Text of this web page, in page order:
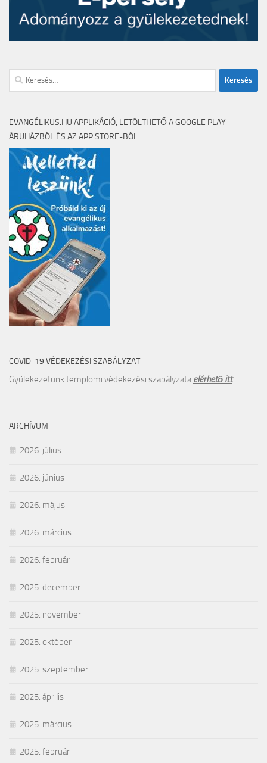
EVANGÉLIKUS.HU APPLIKÁCIÓ, LETÖLTHETŐ A GOOGLE PLAY
ÁRUHÁZBÓL ÉS AZ APP STORE-BÓL.
COVID-19 VÉDEKEZÉSI SZABÁLYZAT
Gyülekezetünk templomi védekezési szabályzataelérhető itt.
ARCHÍVUM
2026. július
2026. június
2026. május
2026. március
2026. február
2025. december
2025. november
2025. október
2025. szeptember
2025. április
2025. március
2025. február